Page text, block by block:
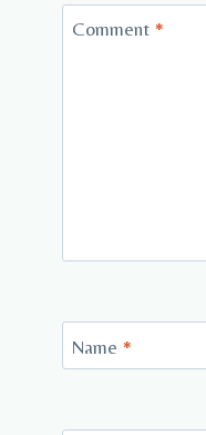
Comment *
Name *